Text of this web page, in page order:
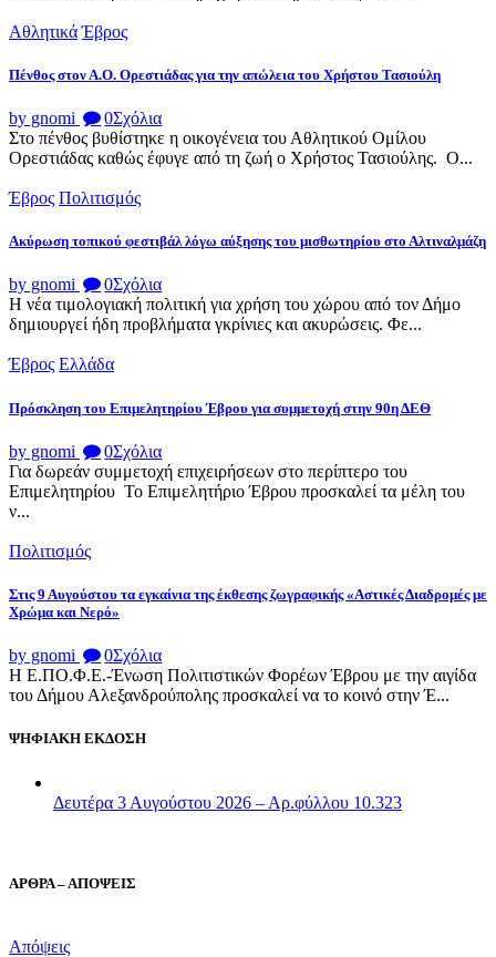
Αθλητικά Έβρος
Πένθος στον Α.Ο. Ορεστιάδας για την απώλεια του Χρήστου Τασιούλη
by gnomi 0Σχόλια
Στο πένθος βυθίστηκε η οικογένεια του Αθλητικού Ομίλου
Ορεστιάδας καθώς έφυγε από τη ζωή ο Χρήστος Τασιούλης. Ο...
Έβρος Πολιτισμός
Ακύρωση τοπικού φεστιβάλ λόγω αύξησης του μισθωτηρίου στο Αλτιναλμάζη
by gnomi 0Σχόλια
Η νέα τιμολογιακή πολιτική για χρήση του χώρου από τον Δήμο
δημιουργεί ήδη προβλήματα γκρίνιες και ακυρώσεις. Φε...
Έβρος Ελλάδα
Πρόσκληση του Επιμελητηρίου Έβρου για συμμετοχή στην 90η ΔΕΘ
by gnomi 0Σχόλια
Για δωρεάν συμμετοχή επιχειρήσεων στο περίπτερο του
Επιμελητηρίου Το Επιμελητήριο Έβρου προσκαλεί τα μέλη του
ν...
Πολιτισμός
Στις 9 Αυγούστου τα εγκαίνια της έκθεσης ζωγραφικής «Αστικές Διαδρομές με
Χρώμα και Νερό»
by gnomi 0Σχόλια
Η Ε.ΠΟ.Φ.Ε.-Ένωση Πολιτιστικών Φορέων Έβρου με την αιγίδα
του Δήμου Αλεξανδρούπολης προσκαλεί να το κοινό στην Έ...
ΨΗΦΙΑΚΗ ΕΚΔΟΣΗ
Δευτέρα 3 Αυγούστου 2026 – Αρ.φύλλου 10.323
ΑΡΘΡΑ – ΑΠΟΨΕΙΣ
Απόψεις